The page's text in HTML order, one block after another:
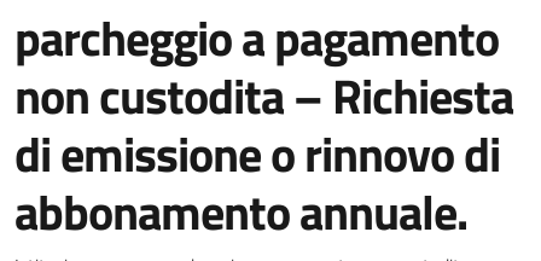
parcheggio a pagamento
non custodita – Richiesta
di emissione o rinnovo di
abbonamento annuale.